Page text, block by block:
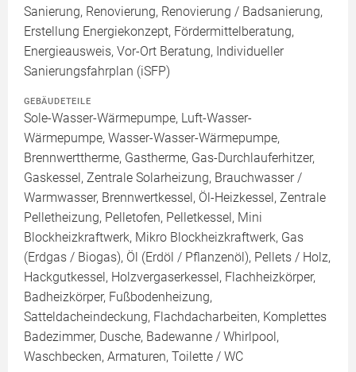
Sanierung, Renovierung, Renovierung / Badsanierung,
Erstellung Energiekonzept, Fördermittelberatung,
Energieausweis, Vor-Ort Beratung, Individueller
Sanierungsfahrplan (iSFP)
GEBÄUDETEILE
Sole-Wasser-Wärmepumpe, Luft-Wasser-
Wärmepumpe, Wasser-Wasser-Wärmepumpe,
Brennwerttherme, Gastherme, Gas-Durchlauferhitzer,
Gaskessel, Zentrale Solarheizung, Brauchwasser /
Warmwasser, Brennwertkessel, Öl-Heizkessel, Zentrale
Pelletheizung, Pelletofen, Pelletkessel, Mini
Blockheizkraftwerk, Mikro Blockheizkraftwerk, Gas
(Erdgas / Biogas), Öl (Erdöl / Pflanzenöl), Pellets / Holz,
Hackgutkessel, Holzvergaserkessel, Flachheizkörper,
Badheizkörper, Fußbodenheizung,
Satteldacheindeckung, Flachdacharbeiten, Komplettes
Badezimmer, Dusche, Badewanne / Whirlpool,
Waschbecken, Armaturen, Toilette / WC